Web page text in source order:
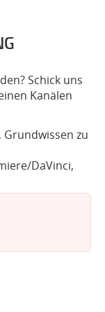
Schick uns
Kanälen
zu
DaVinci,